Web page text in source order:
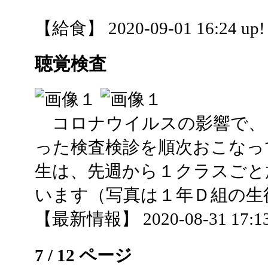
【給食】 2020-09-01 16:24 up!
聴覚検査
コロナウイルスの影響で
った検査検診を順次おこな
生は、先週から１クラスご
います（写真は１年Ｄ組の
【最新情報】 2020-08-31
7 / 12 ページ